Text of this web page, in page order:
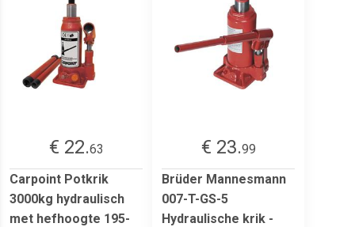
€ 22.63
Carpoint Potkrik
3000kg hydraulisch
met hefhoogte 195-
€ 23.99
Brüder Mannesmann
007-T-GS-5
Hydraulische krik -